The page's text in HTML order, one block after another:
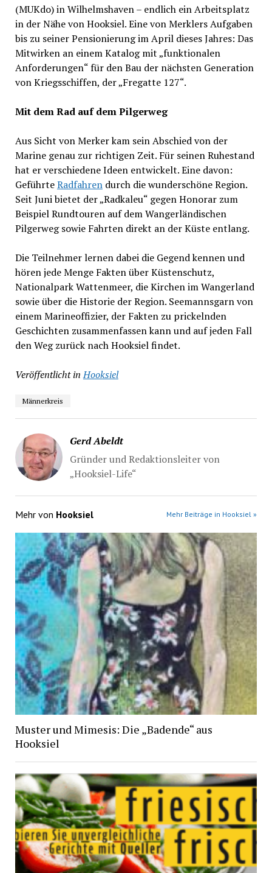
(MUKdo) in Wilhelmshaven – endlich ein Arbeitsplatz
in der Nähe von Hooksiel. Eine von Merklers Aufgaben
bis zu seiner Pensionierung im April dieses Jahres: Das
Mitwirken an einem Katalog mit „funktionalen
Anforderungen“ für den Bau der nächsten Generation
von Kriegsschiffen, der „Fregatte 127“.
Mit dem Rad auf dem Pilgerweg
Aus Sicht von Merker kam sein Abschied von der
Marine genau zur richtigen Zeit. Für seinen Ruhestand
hat er verschiedene Ideen entwickelt. Eine davon:
GeführteRadfahrendurch die wunderschöne Region.
Seit Juni bietet der „Radkaleu“ gegen Honorar zum
Beispiel Rundtouren auf dem Wangerländischen
Pilgerweg sowie Fahrten direkt an der Küste entlang.
Die Teilnehmer lernen dabei die Gegend kennen und
hören jede Menge Fakten über Küstenschutz,
Nationalpark Wattenmeer, die Kirchen im Wangerland
sowie über die Historie der Region. Seemannsgarn von
einem Marineoffizier, der Fakten zu prickelnden
Geschichten zusammenfassen kann und auf jeden Fall
den Weg zurück nach Hooksiel findet.
Veröffentlicht in Hooksiel
Männerkreis
Gerd Abeldt
Gründer und Redaktionsleiter von
„Hooksiel-Life“
Mehr von Hooksiel Mehr Beiträge in Hooksiel »
Muster und Mimesis: Die „Badende“ aus
Hooksiel